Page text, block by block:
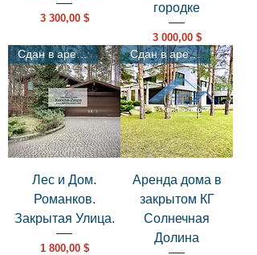
Цена
3 300,00 $
городке
Цена
3 000,00 $
Сдан в аренду
Лес и Дом.
Романков.
Закрытая Улица.
Цена
1 800,00 $
Сдан в аренду
Аренда дома в
закрытом КГ
Солнечная
Долина